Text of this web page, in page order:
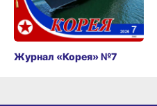
Журнал «Корея» №7